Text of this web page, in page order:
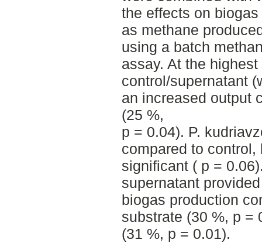
the effects on
as methane
using a batch
assay. At the
control/supernatant
an increased output
(25 %,
p = 0.04). P.
compared to
significant ( p =
supernatant
biogas production
substrate (30 %, p =
(31 %, p = 0.01).